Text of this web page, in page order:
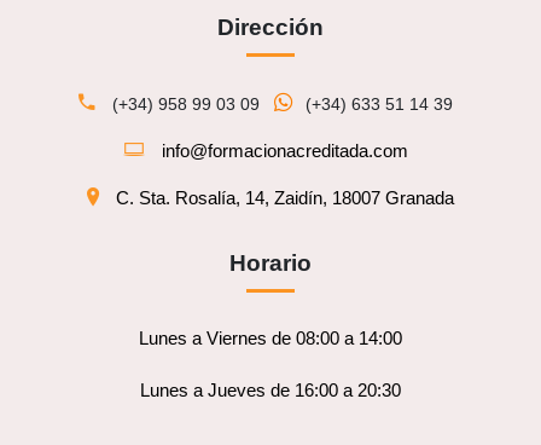
Dirección
(+34) 958 99 03 09 (+34) 633 51 14 39
info@formacionacreditada.com
C. Sta. Rosalía, 14, Zaidín, 18007 Granada
Horario
Lunes a Viernes de 08:00 a 14:00
Lunes a Jueves de 16:00 a 20:30